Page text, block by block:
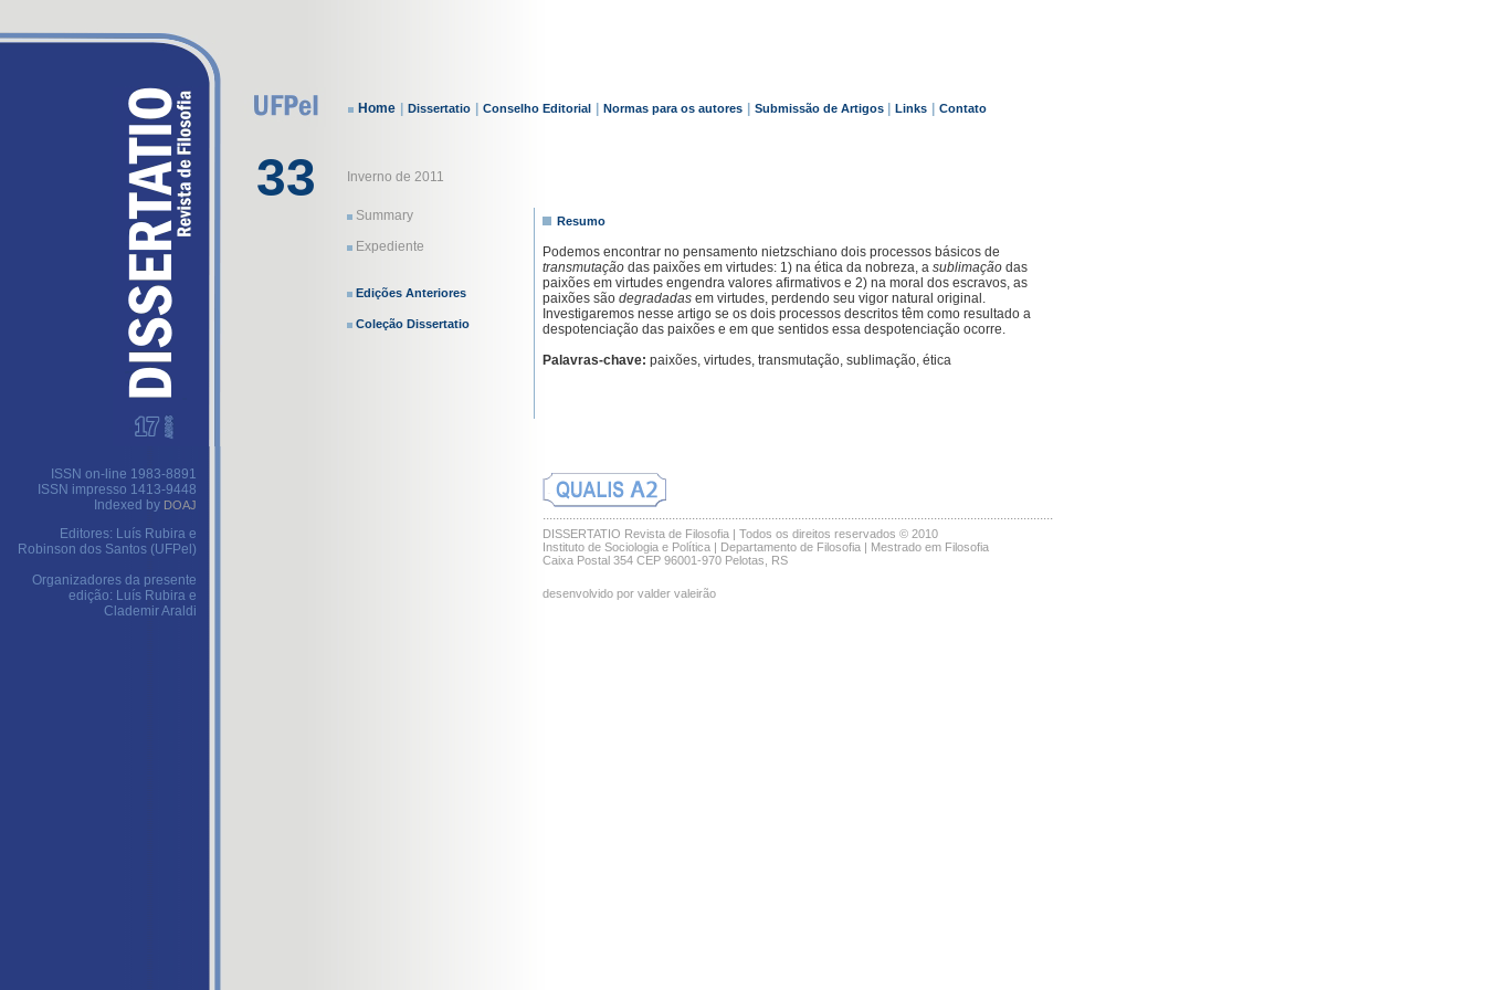
ISSN on-line 1983-8891
ISSN impresso 1413-9448
Indexed by DOAJ
Editores: Luís Rubira e
Robinson dos Santos (UFPel)
Organizadores da presente
edição: Luís Rubira e
Clademir Araldi
Home Dissertatio Conselho Editorial Normas para os autores Submissão de Artigos Links Contato
33 Inverno de 2011
Summary
Expediente
Edições Anteriores
Coleção Dissertatio
Resumo
Podemos encontrar no pensamento nietzschiano dois processos básicos de
transmutação das paixões em virtudes: 1) na ética da nobreza, a sublimação das
paixões em virtudes engendra valores afirmativos e 2) na moral dos escravos, as
paixões são degradadas em virtudes, perdendo seu vigor natural original.
Investigaremos nesse artigo se os dois processos descritos têm como resultado a
despotenciação das paixões e em que sentidos essa despotenciação ocorre.
Palavras-chave: paixões, virtudes, transmutação, sublimação, ética
..........................................................................................................................................................
DISSERTATIO Revista de Filosofia | Todos os direitos reservados © 2010
Instituto de Sociologia e Política | Departamento de Filosofia | Mestrado em Filosofia
Caixa Postal 354 CEP 96001-970 Pelotas, RS
desenvolvido por valder valeirão